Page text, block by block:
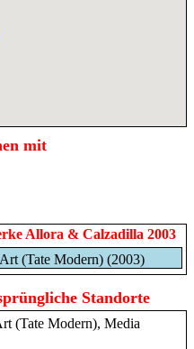
mit
Allora & Calzadilla 2003
(Tate Modern) (2003)
Standorte
(Tate Modern), Media